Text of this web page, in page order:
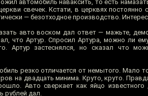
автомобиль наваксить, то есть
свечек. Кстати, в церквях
— безотходное производство.
авто воском дал ответ — мажьте,
что Артур. Спросил Артура, можно ли
Артур застеснялся, но сказал что
резко отличается от немытого. Мало
на двадцать минима. Круто, круто.
Авто сверкает как яйцо
рублей дал.